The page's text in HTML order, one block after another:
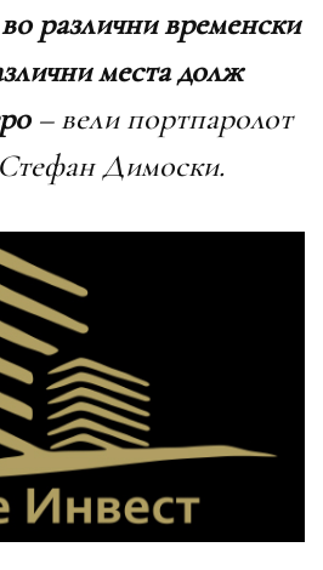
различни временски
места долж
– вели портпаролот
Димоски.